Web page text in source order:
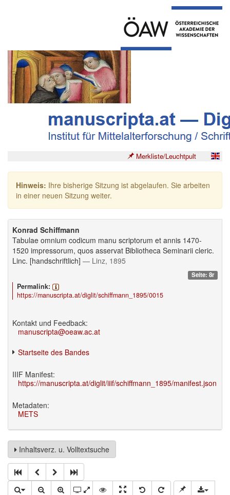
Merkliste/Leuchtpult
Hinweis: Ihre bisherige Sitzung ist abgelaufen. Sie arbeiten
in einer neuen Sitzung weiter.
Konrad Schiffmann
Tabulae omnium codicum manu scriptorum et annis 1470-
1520 impressorum, quos asservat Bibliotheca Seminarii cleric.
Linc. [handschriftlich] — Linz, 1895
Seite: 8r
Permalink:
https://manuscripta.at/diglit/schiffmann_1895/0015
Kontakt und Feedback:
manuscripta@oeaw.ac.at
Startseite des Bandes
IIIF Manifest:
https://manuscripta.at/diglit/iiif/schiffmann_1895/manifest.json
Metadaten:
METS
Inhaltsverz. u. Volltextsuche